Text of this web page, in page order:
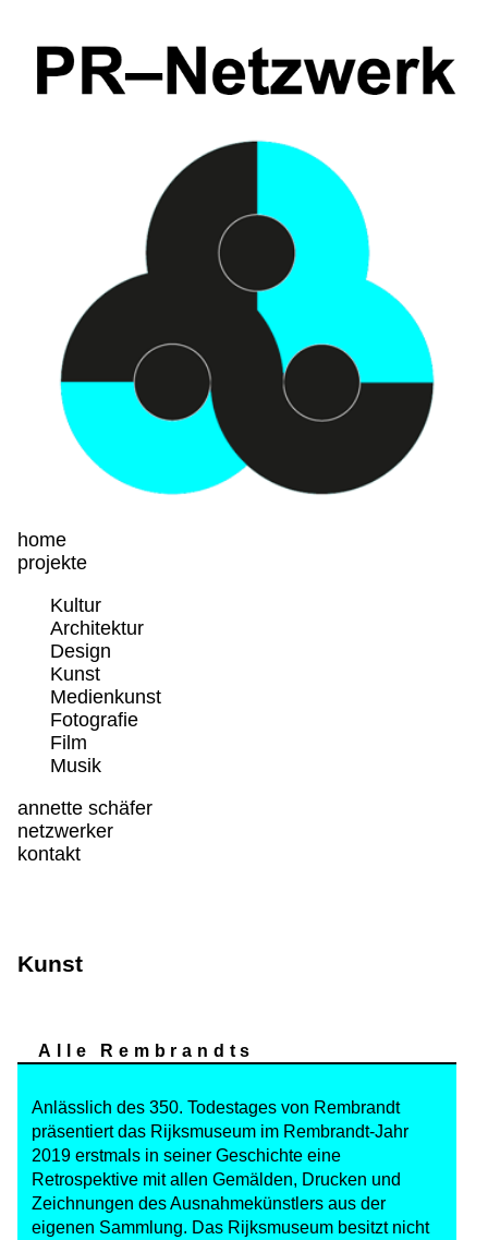
home
projekte
Kultur
Architektur
Design
Kunst
Medienkunst
Fotografie
Film
Musik
annette schäfer
netzwerker
kontakt
Kunst
Alle Rembrandts
Anlässlich des 350. Todestages von Rembrandt
präsentiert das Rijksmuseum im Rembrandt-Jahr
2019 erstmals in seiner Geschichte eine
Retrospektive mit allen Gemälden, Drucken und
Zeichnungen des Ausnahmekünstlers aus der
eigenen Sammlung. Das Rijksmuseum besitzt nicht